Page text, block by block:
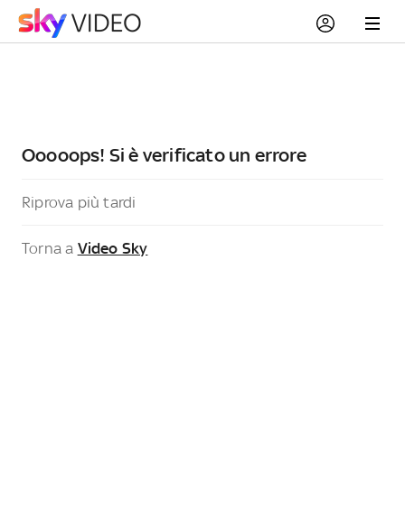
Ooooops! Si è verificato un errore
Riprova più tardi
Torna a Video Sky